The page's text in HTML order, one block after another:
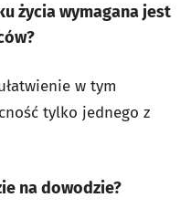
życia wymagana jest
w tym
tylko jednego z
na dowodzie?